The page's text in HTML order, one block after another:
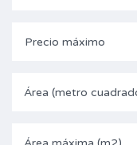
Precio máximo